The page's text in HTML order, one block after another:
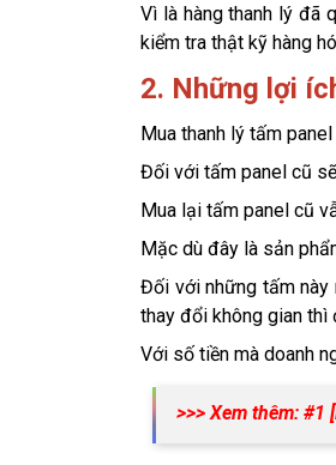
Vì là hàng thanh lý đã
kiểm tra thật kỹ hàng
2. Những lợi
Mua thanh lý tấm
Đối với tấm panel cũ
Mua lại tấm panel cũ
Mặc dù đây là sản
Đối với những tấm này
thay đổi không gian thì
Với số tiền mà doanh
>>> Xem thêm: #1